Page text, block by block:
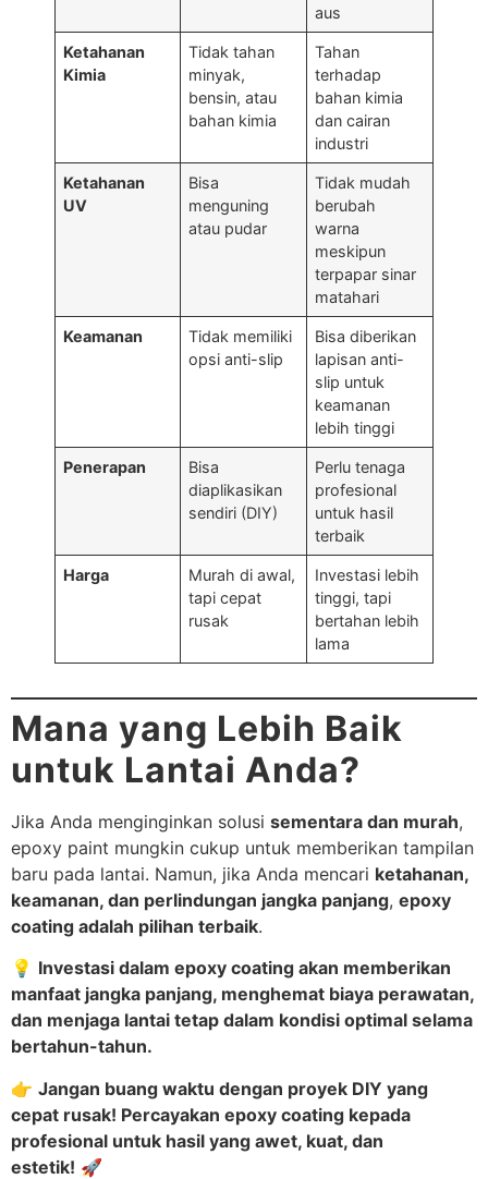
aus
Ketahanan
Kimia
Tidak tahan
minyak,
bensin, atau
bahan kimia
Tahan
terhadap
bahan kimia
dan cairan
industri
Ketahanan
UV
Bisa
menguning
atau pudar
Tidak mudah
berubah
warna
meskipun
terpapar sinar
matahari
Keamanan
Tidak memiliki
opsi anti-slip
Bisa diberikan
lapisan anti-
slip untuk
keamanan
lebih tinggi
Penerapan
Bisa
diaplikasikan
sendiri (DIY)
Perlu tenaga
profesional
untuk hasil
terbaik
Harga
Murah di awal,
tapi cepat
rusak
Investasi lebih
tinggi, tapi
bertahan lebih
lama
Mana yang Lebih Baik
untuk Lantai Anda?
Jika Anda menginginkan solusi sementara dan murah,
epoxy paint mungkin cukup untuk memberikan tampilan
baru pada lantai. Namun, jika Anda mencari ketahanan,
keamanan, dan perlindungan jangka panjang, epoxy
coating adalah pilihan terbaik.
💡 Investasi dalam epoxy coating akan memberikan
manfaat jangka panjang, menghemat biaya perawatan,
dan menjaga lantai tetap dalam kondisi optimal selama
bertahun-tahun.
👉 Jangan buang waktu dengan proyek DIY yang
cepat rusak! Percayakan epoxy coating kepada
profesional untuk hasil yang awet, kuat, dan
estetik! 🚀